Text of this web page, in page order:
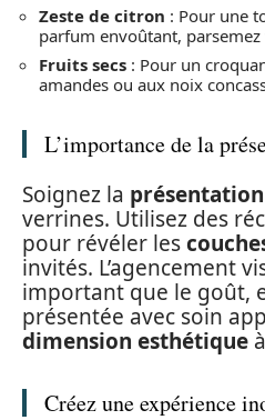
Zeste de citron : Pour une
parfum envoûtant,
Fruits secs : Pour un
amandes ou aux noix
L’importance de la
Soignez la présentation
verrines. Utilisez des
pour révéler les
invités. L’agencement
important que le goût,
présentée avec soin
dimension esthétique
Créez une expérience